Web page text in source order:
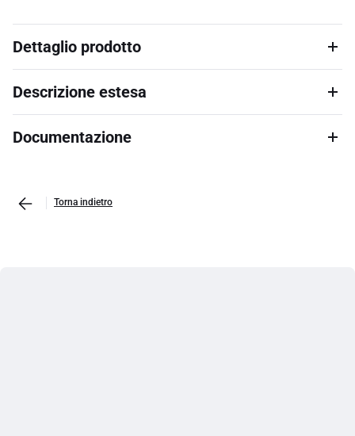
Dettaglio prodotto
Descrizione estesa
Documentazione
Torna indietro